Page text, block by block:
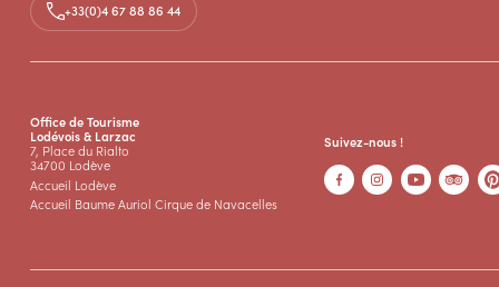
Médias
+33(0)4 67 88 86 44
Office de Tourisme
Lodévois & Larzac
7, Place du Rialto
34700 Lodève
Accueil Lodève
Accueil Baume Auriol Cirque de Navacelles
Suivez-nous !